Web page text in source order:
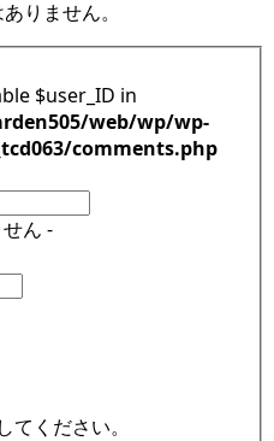
りません。
$user_ID in
web/wp/wp-
comments.php
ん -
ください。